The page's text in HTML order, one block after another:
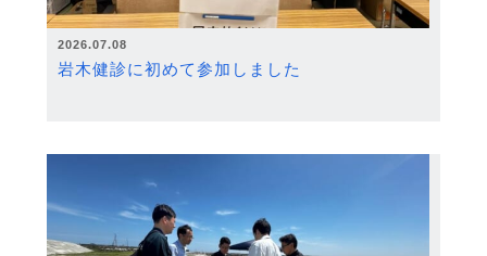
2026.07.08
岩木健診に初めて参加しました